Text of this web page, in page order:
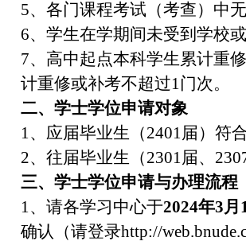
5、各门课程考试（考查）中无
6、学生在学期间未受到学校
7、高中起点本科学生累计重
计重修或补考不超过1门次。
二、学士学位申请对象
1、应届毕业生（2401届）符
2、往届毕业生（2301届、
三、学士学位申请与办理流程
1、请各学习中心于2024年3月
确认（请登录http://